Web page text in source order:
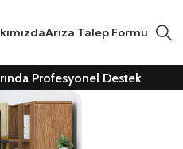
Arıza Talep Formu
Profesyonel Destek